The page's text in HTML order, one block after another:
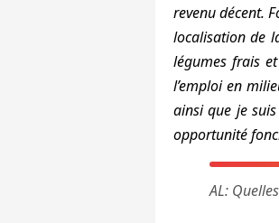
revenu décent.
localisation de
légumes frais
l’emploi en
ainsi que je
opportunité
AL: